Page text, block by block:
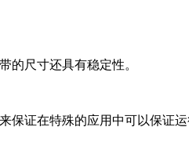
的尺寸还具有稳定性。
证在特殊的应用中可以保证